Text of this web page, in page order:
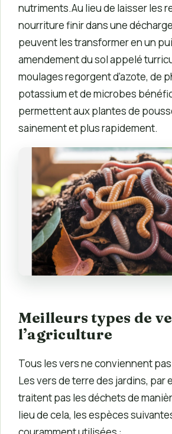
nutriments.Au lieu de laisser les
nourriture finir dans une
peuvent les transformer en un
amendement du sol appelé
moulages regorgent d’azote, de
potassium et de microbes
permettent aux plantes de
sainement et plus rapidement.
Meilleurs types de
l’agriculture
Tous les vers ne conviennent pas
Les vers de terre des jardins, par
traitent pas les déchets de
lieu de cela, les espèces